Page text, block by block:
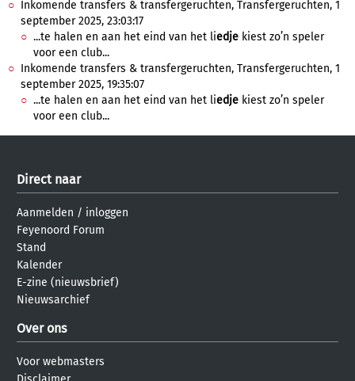
Inkomende transfers & transfergeruchten, Transfergeruchten, 1
september 2025, 23:03:17
...te halen en aan het eind van het liedje kiest zo’n speler
voor een club...
Inkomende transfers & transfergeruchten, Transfergeruchten, 1
september 2025, 19:35:07
...te halen en aan het eind van het liedje kiest zo’n speler
voor een club...
Direct naar
Aanmelden / inloggen
Feyenoord Forum
Stand
Kalender
E-zine (nieuwsbrief)
Nieuwsarchief
Over ons
Voor webmasters